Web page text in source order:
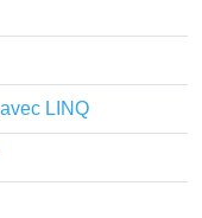
LINQ